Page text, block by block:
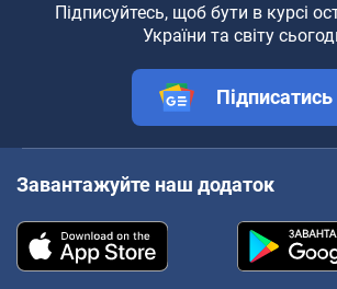
Підписуйтесь, щоб бути в курсі
України та світу
Підписатись
Завантажуйте наш додаток